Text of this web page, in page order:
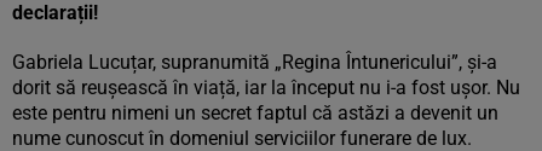
declarații!
Gabriela Lucuțar, supranumită „Regina Întunericului”, și-a
dorit să reușească în viață, iar la început nu i-a fost ușor. Nu
este pentru nimeni un secret faptul că astăzi a devenit un
nume cunoscut în domeniul serviciilor funerare de lux.